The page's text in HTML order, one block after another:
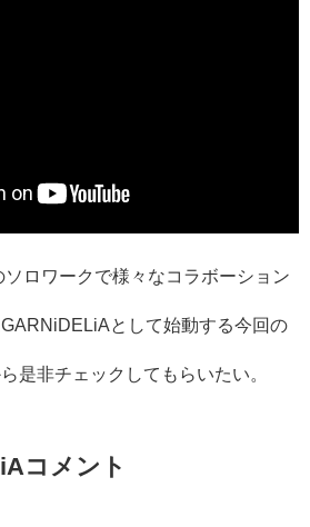
ロワークで様々なコラボーション
として始動する今回の
是非チェックしてもらいたい。
コメント